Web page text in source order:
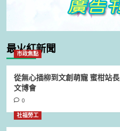
最火紅新聞
市政焦點
從無心插柳到文創萌寵 蜜柑站
文博會
0
社福勞工